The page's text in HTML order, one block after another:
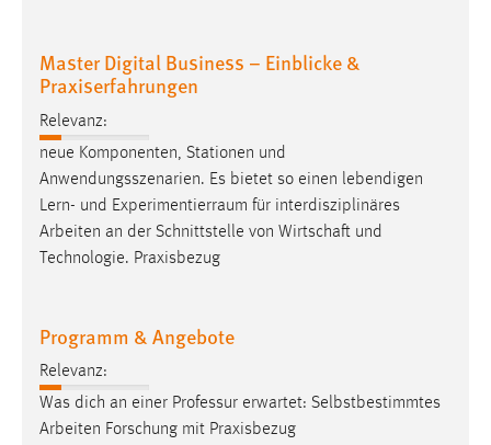
Master Digital Business – Einblicke &
Praxiserfahrungen
Relevanz:
neue Komponenten, Stationen und
Anwendungsszenarien. Es bietet so einen lebendigen
Lern- und Experimentierraum für interdisziplinäres
Arbeiten an der Schnittstelle von Wirtschaft und
Technologie. Praxisbezug
Programm & Angebote
Relevanz:
Was dich an einer Professur erwartet: Selbstbestimmtes
Arbeiten Forschung mit Praxisbezug